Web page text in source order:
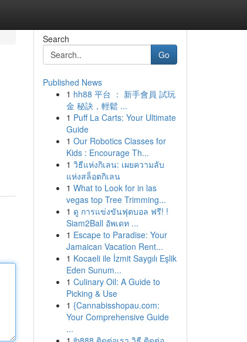
Search
Go
Published News
1 hh88 平台 ： 新手會員 試玩
金 秘訣，輕鬆 ...
1 Puff La Carts: Your Ultimate
Guide
1 Our Robotics Classes for
Kids : Encourage Th...
1 วิธีแห่งกิเลน: เผยความลับ
แห่งสล็อตกิเลน
1 What to Look for in las
vegas top Tree Trimming...
1 ดู การแข่งขันฟุตบอล ฟรี! !
Siam2Ball อัพเดท ...
1 Escape to Paradise: Your
Jamaican Vacation Rent...
1 Kocaeli ile İzmit Saygılı Eşlik
Eden Sunum...
1 Culinary Oil: A Guide to
Picking & Use
1 {Cannabisshopau.com:
Your Comprehensive Guide
...